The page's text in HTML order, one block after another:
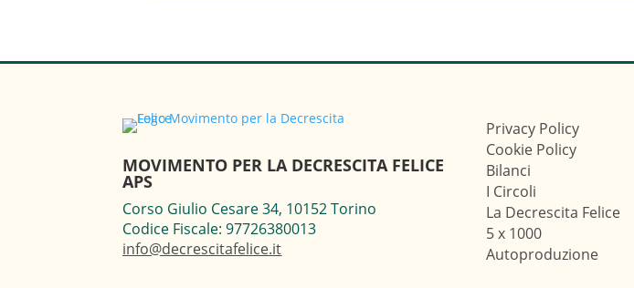
MOVIMENTO PER LA DECRESCITA FELICE
APS
Corso Giulio Cesare 34, 10152 Torino
Codice Fiscale: 97726380013
info@decrescitafelice.it
Privacy Policy
Cookie Policy
Bilanci
I Circoli
La Decrescita Felice
5 x 1000
Autoproduzione